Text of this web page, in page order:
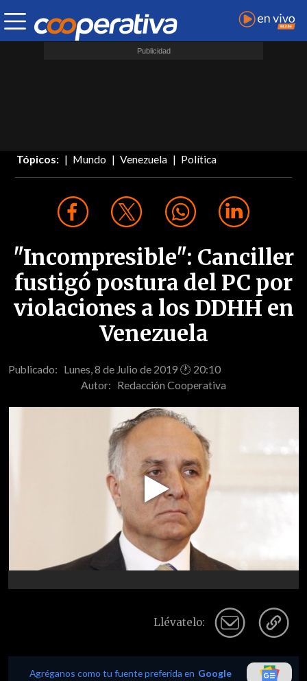
Tópicos: Mundo Venezuela Política
"Incompresible": Canciller
fustigó postura del PC por
violaciones a los DDHH en
Venezuela
Publicado: Lunes, 8 de Julio de 2019 🕐 20:10
Autor: Redacción Cooperativa
Video
Llévatelo:
Agréganos como tu fuente preferida en Google